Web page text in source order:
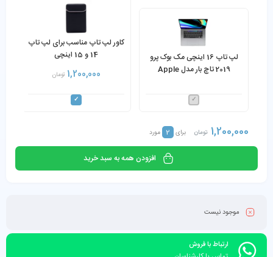
لپ تاپ 16 اینچی مک بوک پرو
2019 تاچ بار مدل Apple
(TouchBar) Core i7 32GB
512GB
کاور لپ تاپ مناسب برای لپ تاپ
14 و 15 اینچی
1,200,000 تومان
1,200,000 تومان برای 2 مورد
افزودن همه به سبد خرید
موجود نیست
ارتباط با فروش